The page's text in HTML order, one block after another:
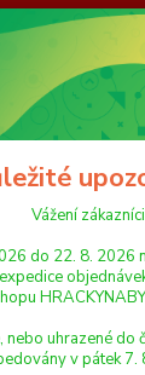
od 8. 8.
probíhat
2026 budou
uhrazené od
od
Vážení
do 22. 8. 2026
nebo uhrazené do
v pátek 7.